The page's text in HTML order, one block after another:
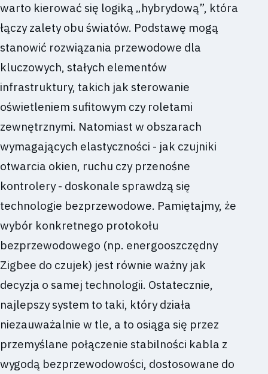
warto kierować się logiką „hybrydową”, która
łączy zalety obu światów. Podstawę mogą
stanowić rozwiązania przewodowe dla
kluczowych, stałych elementów
infrastruktury, takich jak sterowanie
oświetleniem sufitowym czy roletami
zewnętrznymi. Natomiast w obszarach
wymagających elastyczności - jak czujniki
otwarcia okien, ruchu czy przenośne
kontrolery - doskonale sprawdzą się
technologie bezprzewodowe. Pamiętajmy, że
wybór konkretnego protokołu
bezprzewodowego (np. energooszczędny
Zigbee do czujek) jest równie ważny jak
decyzja o samej technologii. Ostatecznie,
najlepszy system to taki, który działa
niezauważalnie w tle, a to osiąga się przez
przemyślane połączenie stabilności kabla z
wygodą bezprzewodowości, dostosowane do